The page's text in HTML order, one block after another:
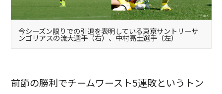
今シーズン限りでの引退を表明している東京サントリーサ
ンゴリアスの流大選手（右）、中村亮土選手（左）
前節の勝利でチームワースト5連敗というトン